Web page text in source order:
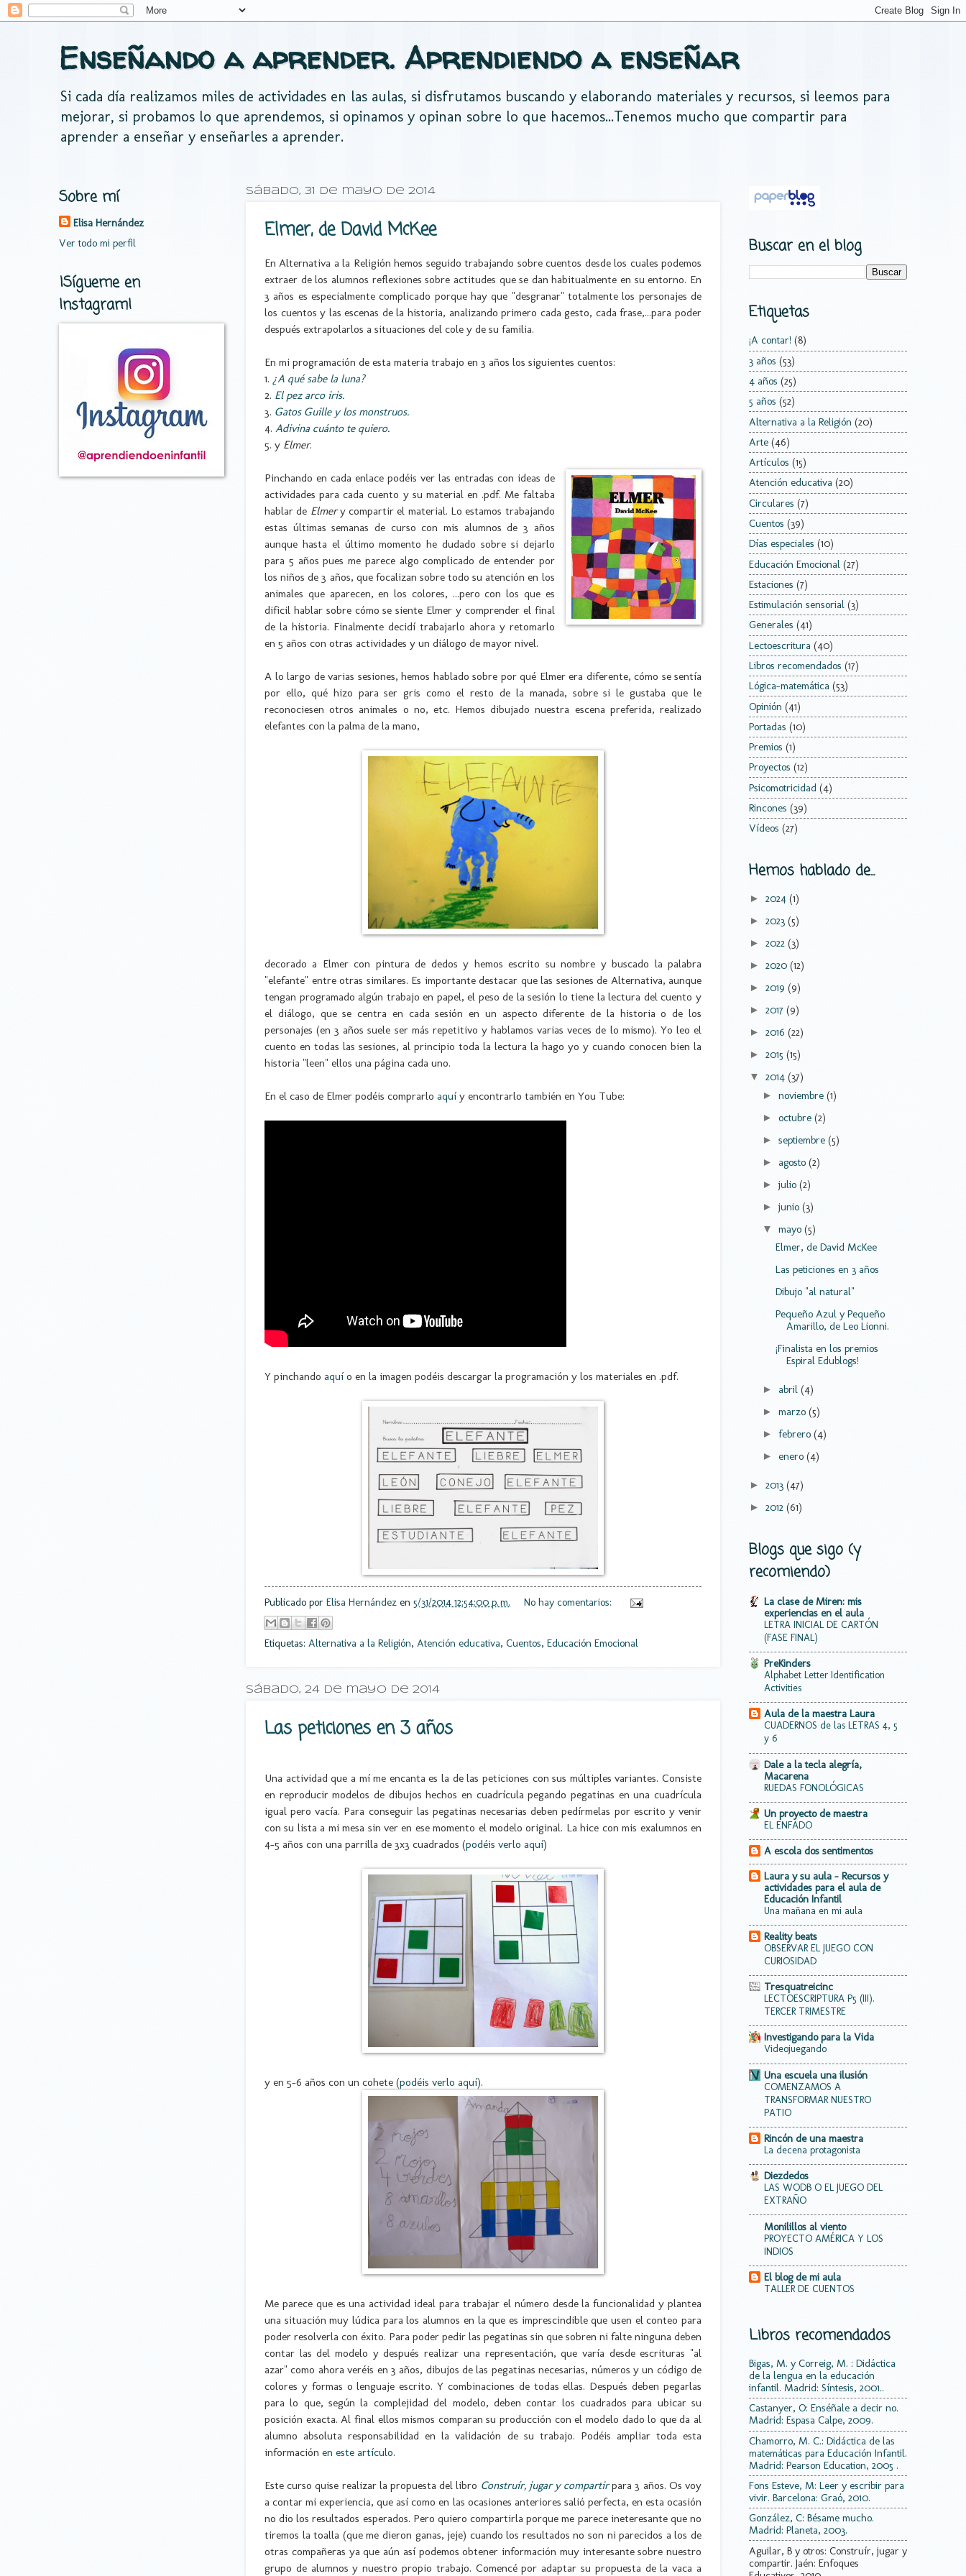
Enseñando a aprender. Aprendiendo a enseñar
Si cada día realizamos miles de actividades en las aulas, si disfrutamos buscando y elaborando materiales y recursos, si leemos para
mejorar, si probamos lo que aprendemos, si opinamos y opinan sobre lo que hacemos...Tenemos mucho que compartir para
aprender a enseñar y enseñarles a aprender.
sábado, 31 de mayo de 2014
Elmer, de David McKee
En Alternativa a la Religión hemos seguido trabajando sobre cuentos desde los cuales podemos
extraer de los alumnos reflexiones sobre actitudes que se dan habitualmente en su entorno. En
3 años es especialmente complicado porque hay que "desgranar" totalmente los personajes de
los cuentos y las escenas de la historia, analizando primero cada gesto, cada frase,...para poder
después extrapolarlos a situaciones del cole y de su familia.
En mi programación de esta materia trabajo en 3 años los siguientes cuentos:
1. ¿A qué sabe la luna?
2. El pez arco iris.
3. Gatos Guille y los monstruos.
4. Adivina cuánto te quiero.
5. y Elmer.
Pinchando en cada enlace podéis ver las entradas con ideas de
actividades para cada cuento y su material en .pdf. Me faltaba
hablar de Elmery compartir el material. Lo estamos trabajando
estas últimas semanas de curso con mis alumnos de 3 años
aunque hasta el último momento he dudado sobre si dejarlo
para 5 años pues me parece algo complicado de entender por
los niños de 3 años, que focalizan sobre todo su atención en los
animales que aparecen, en los colores, ...pero con los que es
dificil hablar sobre cómo se siente Elmer y comprender el final
de la historia. Finalmente decidí trabajarlo ahora y retomarlo
en 5 años con otras actividades y un diálogo de mayor nivel.
A lo largo de varias sesiones, hemos hablado sobre por qué Elmer era diferente, cómo se sentía
por ello, qué hizo para ser gris como el resto de la manada, sobre si le gustaba que le
reconociesen otros animales o no, etc. Hemos dibujado nuestra escena preferida, realizado
elefantes con la palma de la mano,
decorado a Elmer con pintura de dedos y hemos escrito su nombre y buscado la palabra
"elefante" entre otras similares. Es importante destacar que las sesiones de Alternativa, aunque
tengan programado algún trabajo en papel, el peso de la sesión lo tiene la lectura del cuento y
el diálogo, que se centra en cada sesión en un aspecto diferente de la historia o de los
personajes (en 3 años suele ser más repetitivo y hablamos varias veces de lo mismo). Yo leo el
cuento en todas las sesiones, al principio toda la lectura la hago yo y cuando conocen bien la
historia "leen" ellos una página cada uno.
En el caso de Elmer podéis comprarlo aquí y encontrarlo también en You Tube:
Y pinchando aquí o en la imagen podéis descargar la programación y los materiales en .pdf.
Publicado por Elisa Hernández en 5/31/2014 12:54:00 p. m. No hay comentarios:
Etiquetas: Alternativa a la Religión, Atención educativa, Cuentos, Educación Emocional
sábado, 24 de mayo de 2014
Las peticiones en 3 años
Una actividad que a mí me encanta es la de las peticiones con sus múltiples variantes. Consiste
en reproducir modelos de dibujos hechos en cuadrícula pegando pegatinas en una cuadrícula
igual pero vacía. Para conseguir las pegatinas necesarias deben pedírmelas por escrito y venir
con su lista a mi mesa sin ver en ese momento el modelo original. La hice con mis exalumnos en
4-5 años con una parrilla de 3x3 cuadrados (podéis verlo aquí)
y en 5-6 años con un cohete (podéis verlo aquí).
Me parece que es una actividad ideal para trabajar el número desde la funcionalidad y plantea
una situación muy lúdica para los alumnos en la que es imprescindible que usen el conteo para
poder resolverla con éxito. Para poder pedir las pegatinas sin que sobren ni falte ninguna deben
contar las del modelo y después realizar una representación, que varía desde escrituras "al
azar" como ahora veréis en 3 años, dibujos de las pegatinas necesarias, números y un código de
colores y formas o lenguaje escrito. Y combinaciones de todas ellas. Después deben pegarlas
para lo que, según la complejidad del modelo, deben contar los cuadrados para ubicar su
posición exacta. Al final ellos mismos comparan su producción con el modelo dado lo que da al
alumno absoluta responsabilidad en la validación de su trabajo. Podéis ampliar toda esta
información en este artículo.
Este curso quise realizar la propuesta del libro Construír, jugar y compartirpara 3 años. Os voy
a contar mi experiencia, que así como en las ocasiones anteriores salió perfecta, en esta ocasión
no dio los resultados esperados. Pero quiero compartirla porque me parece ineteresante que no
tiremos la toalla (que me dieron ganas, jeje) cuando los resultados no son ni parecidos a los de
otras compañeras ya que aún así podemos obtener información muy interesante sobre nuestro
grupo de alumnos y nuestro propio trabajo. Comencé por adaptar su propuesta de la vaca a
Sobre mí
Elisa Hernández
Ver todo mi perfil
¡Sígueme en
Instagram!
Buscar en el blog
Etiquetas
¡A contar! (8)
3 años (53)
4 años (25)
5 años (52)
Alternativa a la Religión (20)
Arte (46)
Artículos (15)
Atención educativa (20)
Circulares (7)
Cuentos (39)
Días especiales (10)
Educación Emocional (27)
Estaciones (7)
Estimulación sensorial (3)
Generales (41)
Lectoescritura (40)
Libros recomendados (17)
Lógica-matemática (53)
Opinión (41)
Portadas (10)
Premios (1)
Proyectos (12)
Psicomotricidad (4)
Rincones (39)
Vídeos (27)
Hemos hablado de...
► 2024 (1)
► 2023 (5)
► 2022 (3)
► 2020 (12)
► 2019 (9)
► 2017 (9)
► 2016 (22)
► 2015 (15)
▼ 2014 (37)
► noviembre (1)
► octubre (2)
► septiembre (5)
► agosto (2)
► julio (2)
► junio (3)
▼ mayo (5)
Elmer, de David McKee
Las peticiones en 3 años
Dibujo "al natural"
Pequeño Azul y Pequeño
Amarillo, de Leo Lionni.
¡Finalista en los premios
Espiral Edublogs!
► abril (4)
► marzo (5)
► febrero (4)
► enero (4)
► 2013 (47)
► 2012 (61)
Blogs que sigo (y
recomiendo)
La clase de Miren: mis
experiencias en el aula
LETRA INICIAL DE CARTÓN
(FASE FINAL)
PreKinders
Alphabet Letter Identification
Activities
Aula de la maestra Laura
CUADERNOS de las LETRAS 4, 5
y 6
Dale a la tecla alegría,
Macarena
RUEDAS FONOLÓGICAS
Un proyecto de maestra
EL ENFADO
A escola dos sentimentos
Laura y su aula - Recursos y
actividades para el aula de
Educación Infantil
Una mañana en mi aula
Reality beats
OBSERVAR EL JUEGO CON
CURIOSIDAD
Tresquatreicinc
LECTOESCRIPTURA P5 (III).
TERCER TRIMESTRE
Investigando para la Vida
Videojuegando
Una escuela una ilusión
COMENZAMOS A
TRANSFORMAR NUESTRO
PATIO
Rincón de una maestra
La decena protagonista
Diezdedos
LAS WODB O EL JUEGO DEL
EXTRAÑO
Monilillos al viento
PROYECTO AMÉRICA Y LOS
INDIOS
El blog de mi aula
TALLER DE CUENTOS
Libros recomendados
Bigas, M. y Correig, M. : Didáctica
de la lengua en la educación
infantil. Madrid: Síntesis, 2001..
Castanyer, O: Enséñale a decir no.
Madrid: Espasa Calpe, 2009.
Chamorro, M. C.: Didáctica de las
matemáticas para Educación Infantil.
Madrid: Pearson Education, 2005 .
Fons Esteve, M: Leer y escribir para
vivir. Barcelona: Graó, 2010.
González, C: Bésame mucho.
Madrid: Planeta, 2003.
Aguilar, B y otros: Construír, jugar y
compartir. Jaén: Enfoques